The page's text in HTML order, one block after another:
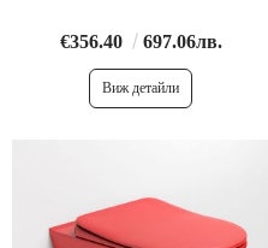
€356.40 697.06лв.
Виж детайли